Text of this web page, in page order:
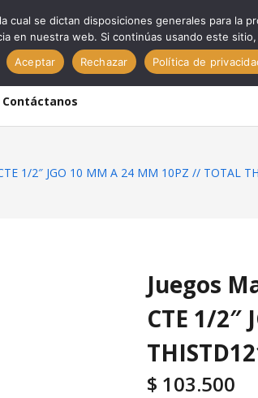
Contáctanos
1/2″ JGO 10 MM A 24 MM 10PZ // TOTAL
Juegos
CTE 1/2″
$ 103.500
cual se dictan disposiciones generales para la
en nuestra web. Si continúas usando este
Aceptar
Rechazar Política de